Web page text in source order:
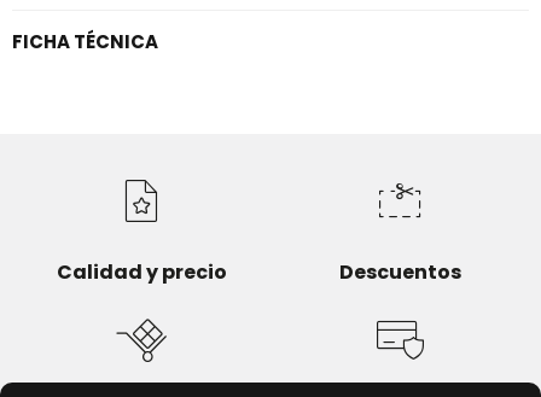
FICHA TÉCNICA
Calidad y precio Descuentos